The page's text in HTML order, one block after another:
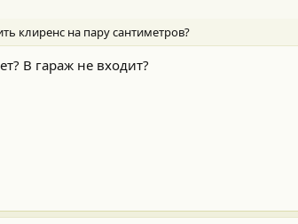
клиренс на пару сантиметров?
В гараж не входит?